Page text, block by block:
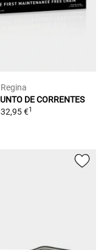
Regina
DE CORRENTES
€1